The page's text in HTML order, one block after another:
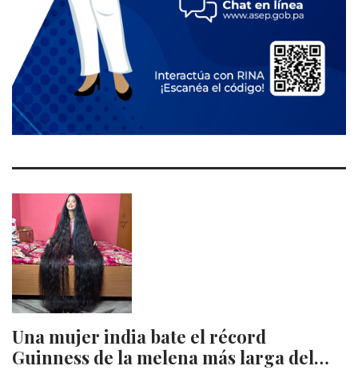
Una mujer india bate el récord
Guinness de la melena más larga del…